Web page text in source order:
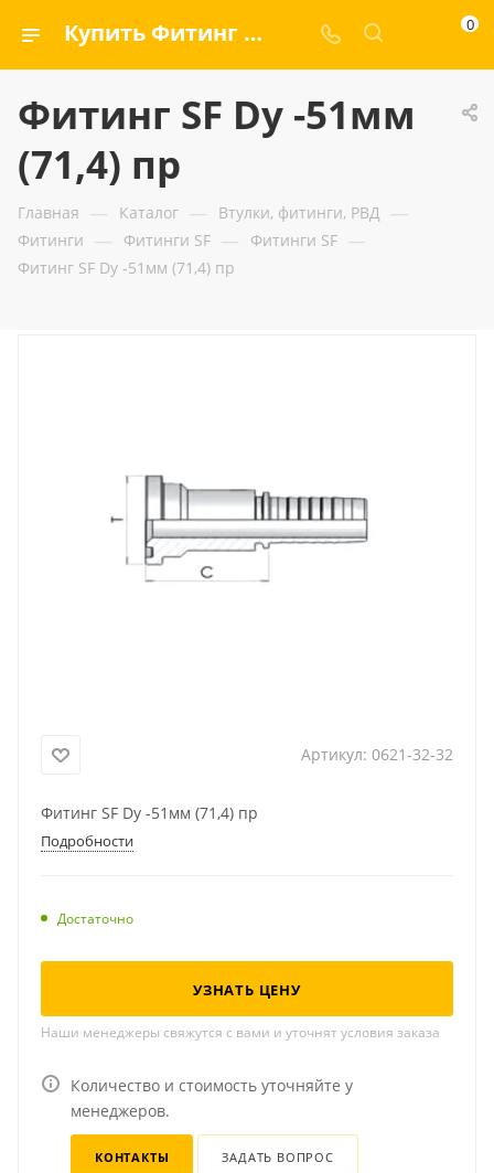
Купить Фитинг SF Dу -51мм (71,4) пр — ООО «ГИДРАМАКС» 0
Фитинг SF Dу -51мм
(71,4) пр
Главная — Каталог — Втулки, фитинги, РВД —
Фитинги — Фитинги SF — Фитинги SF —
Фитинг SF Dу -51мм (71,4) пр
Артикул: 0621-32-32
Фитинг SF Dу -51мм (71,4) пр
Подробности
Достаточно
УЗНАТЬ ЦЕНУ
Наши менеджеры свяжутся с вами и уточнят условия заказа
Количество и стоимость уточняйте у
менеджеров.
КОНТАКТЫ ЗАДАТЬ ВОПРОС